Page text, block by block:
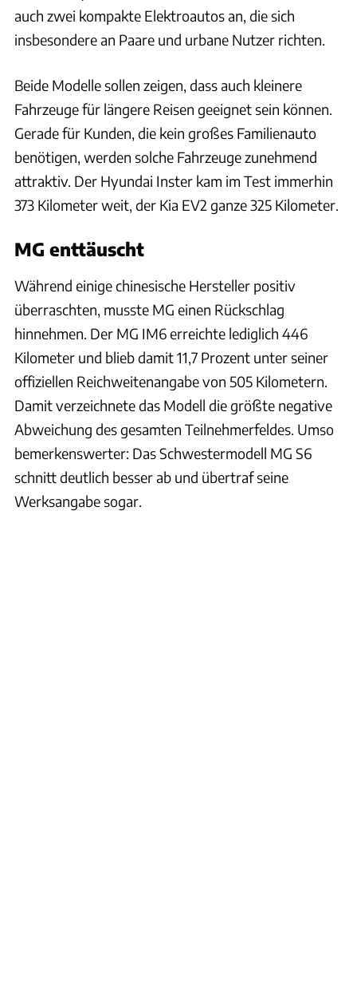
auch zwei kompakte Elektroautos an, die sich
insbesondere an Paare und urbane Nutzer richten.
Beide Modelle sollen zeigen, dass auch kleinere
Fahrzeuge für längere Reisen geeignet sein können.
Gerade für Kunden, die kein großes Familienauto
benötigen, werden solche Fahrzeuge zunehmend
attraktiv. Der Hyundai Inster kam im Test immerhin
373 Kilometer weit, der Kia EV2 ganze 325 Kilometer.
MG enttäuscht
Während einige chinesische Hersteller positiv
überraschten, musste MG einen Rückschlag
hinnehmen. Der MG IM6 erreichte lediglich 446
Kilometer und blieb damit 11,7 Prozent unter seiner
offiziellen Reichweitenangabe von 505 Kilometern.
Damit verzeichnete das Modell die größte negative
Abweichung des gesamten Teilnehmerfeldes. Umso
bemerkenswerter: Das Schwestermodell MG S6
schnitt deutlich besser ab und übertraf seine
Werksangabe sogar.